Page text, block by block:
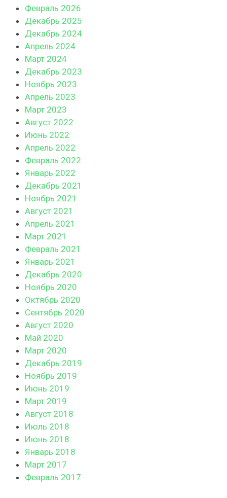
Февраль 2026
Декабрь 2025
Декабрь 2024
Апрель 2024
Март 2024
Декабрь 2023
Ноябрь 2023
Апрель 2023
Март 2023
Август 2022
Июнь 2022
Апрель 2022
Февраль 2022
Январь 2022
Декабрь 2021
Ноябрь 2021
Август 2021
Апрель 2021
Март 2021
Февраль 2021
Январь 2021
Декабрь 2020
Ноябрь 2020
Октябрь 2020
Сентябрь 2020
Август 2020
Май 2020
Март 2020
Декабрь 2019
Ноябрь 2019
Июнь 2019
Март 2019
Август 2018
Июль 2018
Июнь 2018
Январь 2018
Март 2017
Февраль 2017